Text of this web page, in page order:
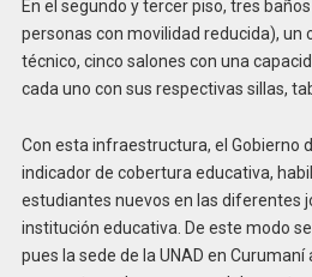
En el segundo y tercer piso, tres
personas con movilidad reducida), un
técnico, cinco salones con una
cada uno con sus respectivas sillas,
Con esta infraestructura, el Gobierno
indicador de cobertura educativa,
estudiantes nuevos en las diferentes
institución educativa. De este modo
pues la sede de la UNAD en